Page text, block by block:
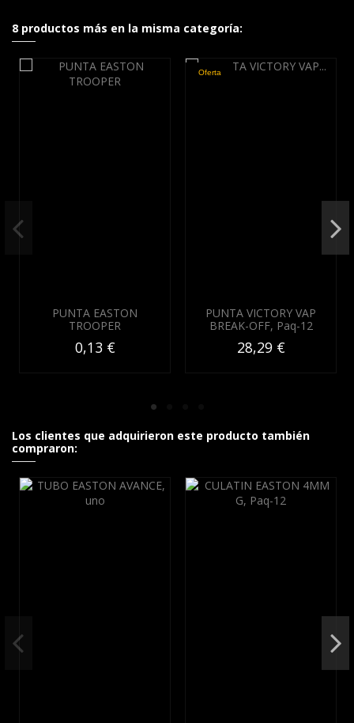
8 productos más en la misma categoría:
PUNTA EASTON
TROOPER
0,13 €
Oferta
PUNTA VICTORY VAP
BREAK-OFF, Paq-12
28,29 €
Los clientes que adquirieron este producto también
compraron: